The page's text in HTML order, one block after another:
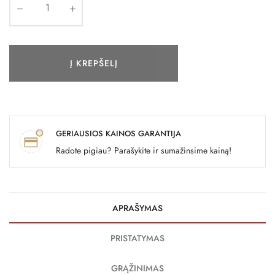
Į KREPŠELĮ
GERIAUSIOS KAINOS GARANTIJA
Radote pigiau? Parašykite ir sumažinsime kainą!
APRAŠYMAS
PRISTATYMAS
GRĄŽINIMAS